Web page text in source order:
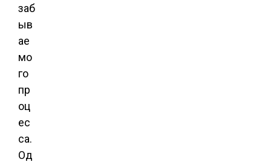
заб
ыв
ае
мо
го
пр
оц
ес
са.
Од